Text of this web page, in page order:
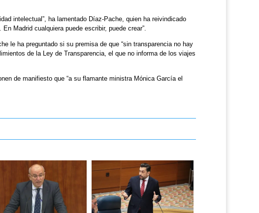
intelectual”, ha lamentado Díaz-Pache, quien ha reivindicado
Madrid cualquiera puede escribir, puede crear”.
le ha preguntado si su premisa de que “sin transparencia no hay
de la Ley de Transparencia, el que no informa de los viajes
de manifiesto que “a su flamante ministra Mónica García el